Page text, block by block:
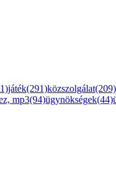
játék(291)közszolgálat(209)
mp3(94)ügynökségek(44)